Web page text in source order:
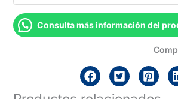
Consulta más información del